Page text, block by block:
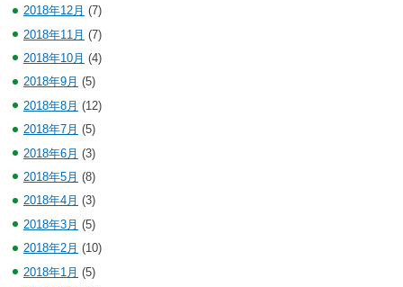
2018年12月 (7)
2018年11月 (7)
2018年10月 (4)
2018年9月 (5)
2018年8月 (12)
2018年7月 (5)
2018年6月 (3)
2018年5月 (8)
2018年4月 (3)
2018年3月 (5)
2018年2月 (10)
2018年1月 (5)